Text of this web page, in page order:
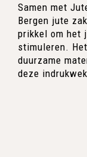
Samen met
Bergen jute
prikkel om het
stimuleren.
duurzame
deze